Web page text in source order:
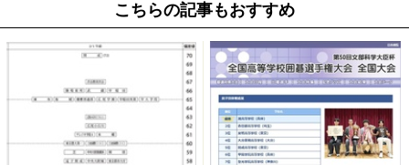
こちらの記事もおすすめ